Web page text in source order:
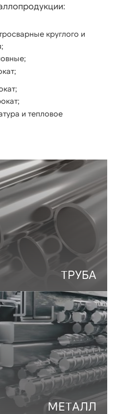
круглого и
и тепловое
ТРУБА
МЕТАЛЛ